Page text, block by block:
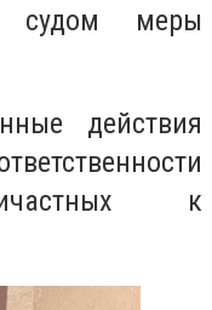
судом меры
действия
к